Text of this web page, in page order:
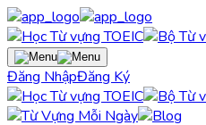
Đăng NhậpĐăng Ký